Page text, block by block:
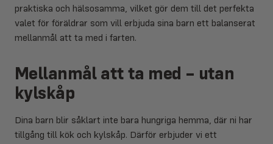
praktiska och hälsosamma, vilket gör dem till det perfekta
valet för föräldrar som vill erbjuda sina barn ett balanserat
mellanmål att ta med i farten.
Mellanmål att ta med – utan
kylskåp
Dina barn blir såklart inte bara hungriga hemma, där ni har
tillgång till kök och kylskåp. Därför erbjuder vi ett